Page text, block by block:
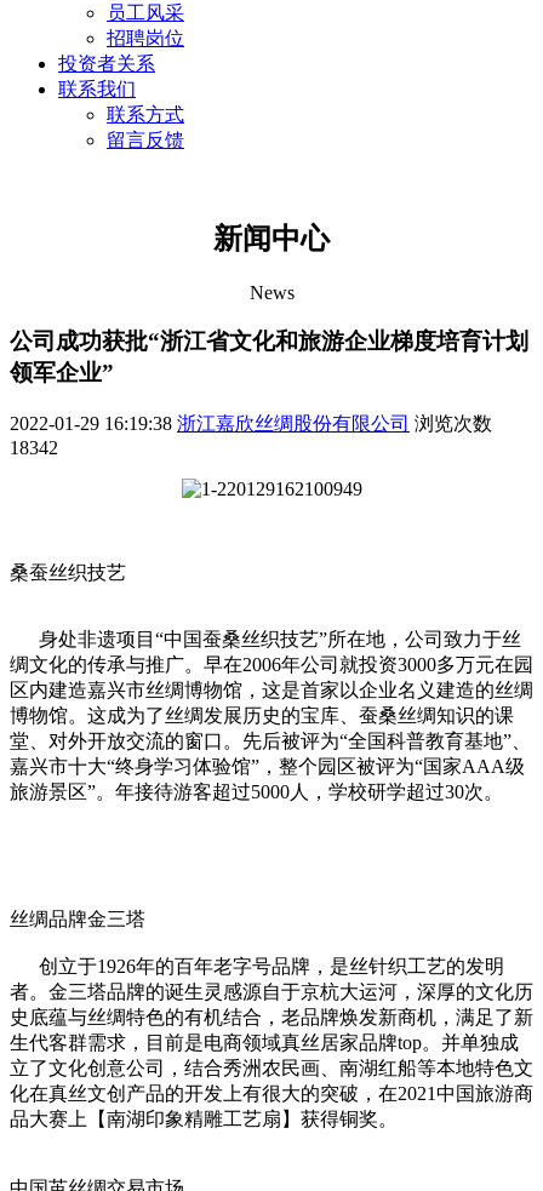
员工风采
招聘岗位
投资者关系
联系我们
联系方式
留言反馈
新闻中心
News
公司成功获批“浙江省文化和旅游企业梯度培育计划
领军企业”
2022-01-29 16:19:38 浙江嘉欣丝绸股份有限公司 浏览次数
18342
桑蚕丝织技艺
身处非遗项目“中国蚕桑丝织技艺”所在地，公司致力于丝
绸文化的传承与推广。早在2006年公司就投资3000多万元在园
区内建造嘉兴市丝绸博物馆，这是首家以企业名义建造的丝绸
博物馆。这成为了丝绸发展历史的宝库、蚕桑丝绸知识的课
堂、对外开放交流的窗口。先后被评为“全国科普教育基地”、
嘉兴市十大“终身学习体验馆”，整个园区被评为“国家AAA级
旅游景区”。年接待游客超过5000人，学校研学超过30次。
丝绸品牌金三塔
创立于1926年的百年老字号品牌，是丝针织工艺的发明
者。金三塔品牌的诞生灵感源自于京杭大运河，深厚的文化历
史底蕴与丝绸特色的有机结合，老品牌焕发新商机，满足了新
生代客群需求，目前是电商领域真丝居家品牌top。并单独成
立了文化创意公司，结合秀洲农民画、南湖红船等本地特色文
化在真丝文创产品的开发上有很大的突破，在2021中国旅游商
品大赛上【南湖印象精雕工艺扇】获得铜奖。